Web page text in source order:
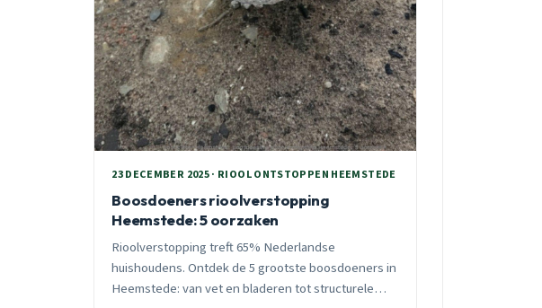
23 DECEMBER 2025 · RIOOL ONTSTOPPEN HEEMSTEDE
Boosdoeners rioolverstopping
Heemstede: 5 oorzaken
Rioolverstopping treft 65% Nederlandse
huishoudens. Ontdek de 5 grootste boosdoeners in
Heemstede: van vet en bladeren tot structurele